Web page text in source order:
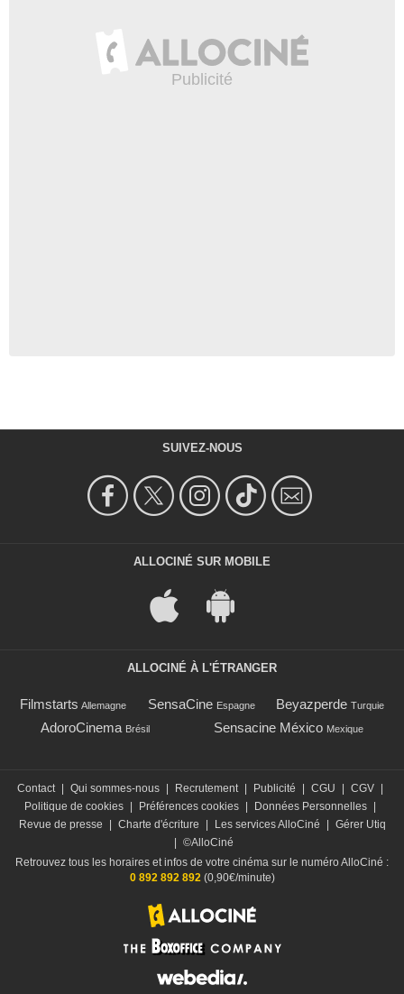
SUIVEZ-NOUS
ALLOCINÉ SUR MOBILE
ALLOCINÉ À L'ÉTRANGER
Filmstarts Allemagne SensaCine Espagne Beyazperde Turquie
AdoroCinema Brésil Sensacine México Mexique
Contact Qui sommes-nous Recrutement Publicité CGU CGV
Politique de cookies
Préférences cookies Données Personnelles
Revue de presse
Charte d'écriture Les services AlloCiné
Gérer Utiq
©AlloCiné
Retrouvez tous les horaires et infos de votre cinéma sur le numéro AlloCiné :
0 892 892 892(0,90€/minute)